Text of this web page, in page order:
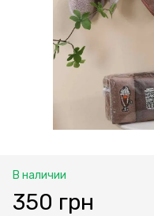
В наличии
350 грн